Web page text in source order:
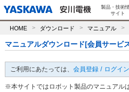
製品・技術
サイト
HOME ダウンロード マニュアル
マニュアルダウンロード[会員サービ
ご利用にあたっては、 会員登録 / ログイン
※本サイトではロボット製品のマニュアル